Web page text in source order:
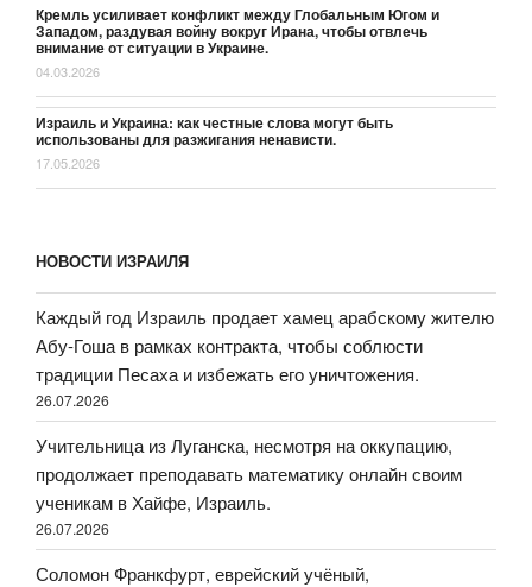
Кремль усиливает конфликт между Глобальным Югом и
Западом, раздувая войну вокруг Ирана, чтобы отвлечь
внимание от ситуации в Украине.
04.03.2026
Израиль и Украина: как честные слова могут быть
использованы для разжигания ненависти.
17.05.2026
НОВОСТИ ИЗРАИЛЯ
Каждый год Израиль продает хамец арабскому жителю
Абу-Гоша в рамках контракта, чтобы соблюсти
традиции Песаха и избежать его уничтожения.
26.07.2026
Учительница из Луганска, несмотря на оккупацию,
продолжает преподавать математику онлайн своим
ученикам в Хайфе, Израиль.
26.07.2026
Соломон Франкфурт, еврейский учёный,